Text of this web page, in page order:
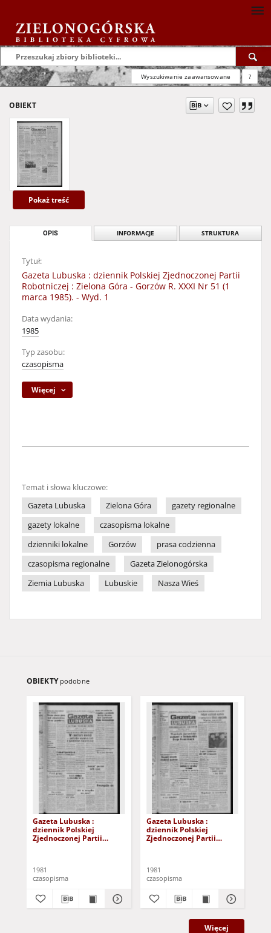
Wyszukiwanie zaawansowane ?
OBIEKT
Pokaż treść
OPIS INFORMACJE STRUKTURA
Tytuł:
Gazeta Lubuska : dziennik Polskiej Zjednoczonej Partii
Robotniczej : Zielona Góra - Gorzów R. XXXI Nr 51 (1
marca 1985). - Wyd. 1
Data wydania:
1985
Typ zasobu:
czasopisma
Więcej
Temat i słowa kluczowe:
Gazeta Lubuska
Zielona Góra
gazety regionalne
gazety lokalne
czasopisma lokalne
dzienniki lokalne
Gorzów
prasa codzienna
czasopisma regionalne
Gazeta Zielonogórska
Ziemia Lubuska
Lubuskie Nasza Wieś
OBIEKTY podobne
Gazeta Lubuska :
dziennik Polskiej
Zjednoczonej Partii
Wyd. A
1981
czasopisma
Gazeta Lubuska :
dziennik Polskiej
Zjednoczonej Partii
Wyd. A
1981
czasopisma
Więcej